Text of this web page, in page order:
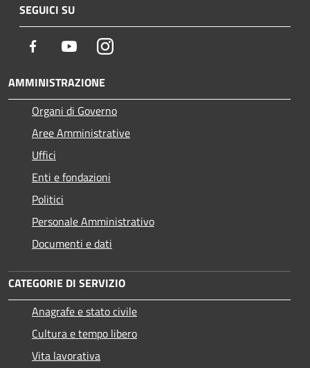
SEGUICI SU
Facebook YoutubeInstagram
AMMINISTRAZIONE
Organi di Governo
Aree Amministrative
Uffici
Enti e fondazioni
Politici
Personale Amministrativo
Documenti e dati
CATEGORIE DI SERVIZIO
Anagrafe e stato civile
Cultura e tempo libero
Vita lavorativa